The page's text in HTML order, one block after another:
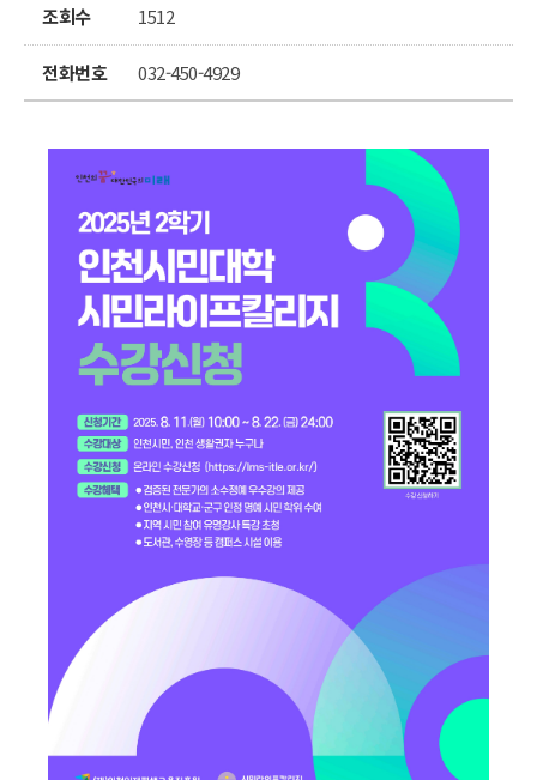
조회수 1512
전화번호 032-450-4929